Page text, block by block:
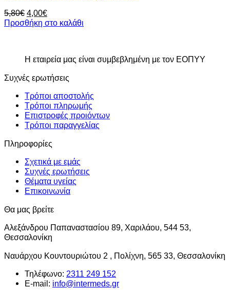
5,80€ Original
price
4,00€Η
τρέχουσα
Προσθήκη στο καλάθι
Η εταιρεία μας είναι συμβεβλημένη με τον ΕΟΠΥΥ
Συχνές ερωτήσεις
Τρόποι αποστολής
Τρόποι πληρωμής
Επιστροφές προιόντων
Τρόποι παραγγελίας
Πληροφορίες
Σχετικά με εμάς
Συχνές ερωτήσεις
Θέματα υγείας
Επικοινωνία
Θα μας βρείτε
Αλεξάνδρου Παπαναστασίου 89, Χαριλάου, 544 53,
Θεσσαλονίκη
Ναυάρχου Κουντουριώτου 2 , Πολίχνη, 565 33, Θεσσαλονίκη
Τηλέφωνο: 2311 249 152
E-mail: info@intermeds.gr